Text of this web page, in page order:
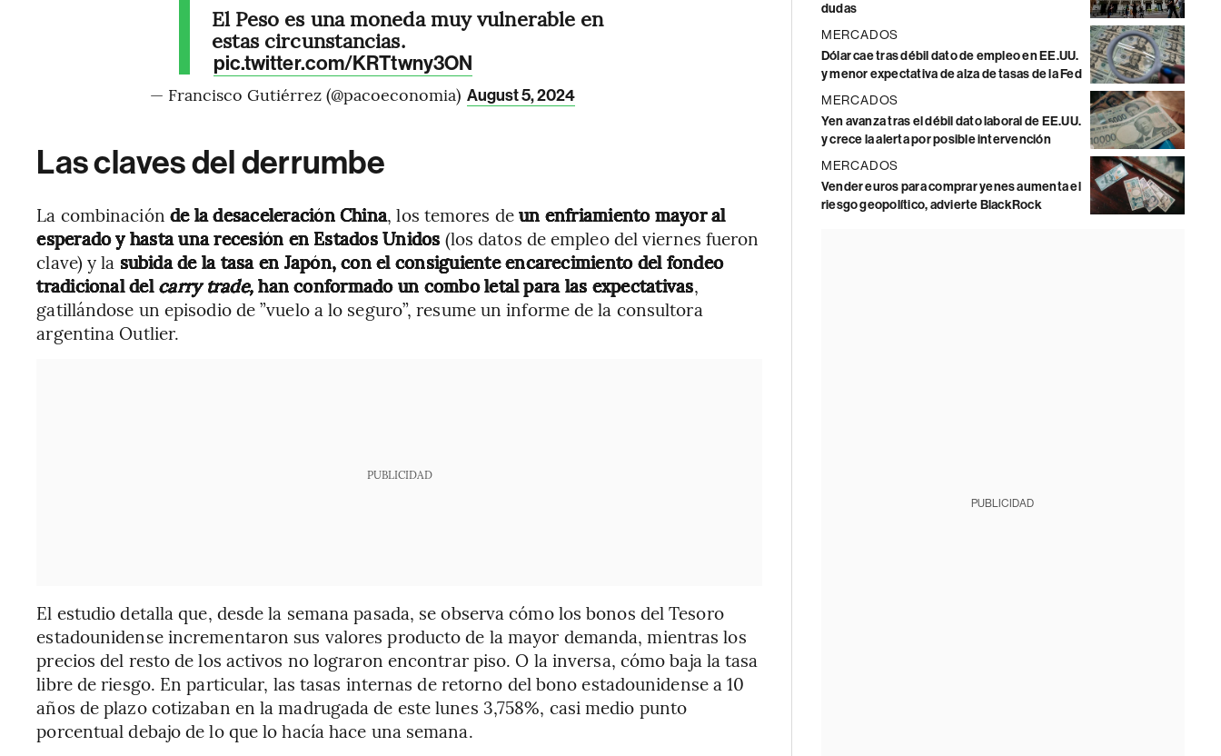
El Peso es una moneda muy vulnerable en
estas circunstancias.
pic.twitter.com/KRTtwny3ON
— Francisco Gutiérrez (@pacoeconomia) August 5, 2024
Las claves del derrumbe
La combinación de la desaceleración China, los temores deun enfriamiento mayor al
esperado y hasta una recesión en Estados Unidos (los datos de empleo del viernes fueron
clave) y la subida de la tasa en Japón, con el consiguiente encarecimiento del fondeo
tradicional delcarry trade,han conformado un combo letal para las expectativas,
gatillándose un episodio de ”vuelo a lo seguro”, resume un informe de la consultora
argentina Outlier.
PUBLICIDAD
El estudio detalla que, desde la semana pasada, se observa cómo los bonos del Tesoro
estadounidense incrementaron sus valores producto de la mayor demanda, mientras los
precios del resto de los activos no lograron encontrar piso. O la inversa, cómo baja la tasa
libre de riesgo. En particular, las tasas internas de retorno del bono estadounidense a 10
años de plazo cotizaban en la madrugada de este lunes 3,758%, casi medio punto
porcentual debajo de lo que lo hacía hace una semana.
dudas
MERCADOS
Dólar cae tras débil dato de empleo en EE.UU.
y menor expectativa de alza de tasas de la Fed
MERCADOS
Yen avanza tras el débil dato laboral de EE.UU.
y crece la alerta por posible intervención
MERCADOS
Vender euros para comprar yenes aumenta el
riesgo geopolítico, advierte BlackRock
PUBLICIDAD